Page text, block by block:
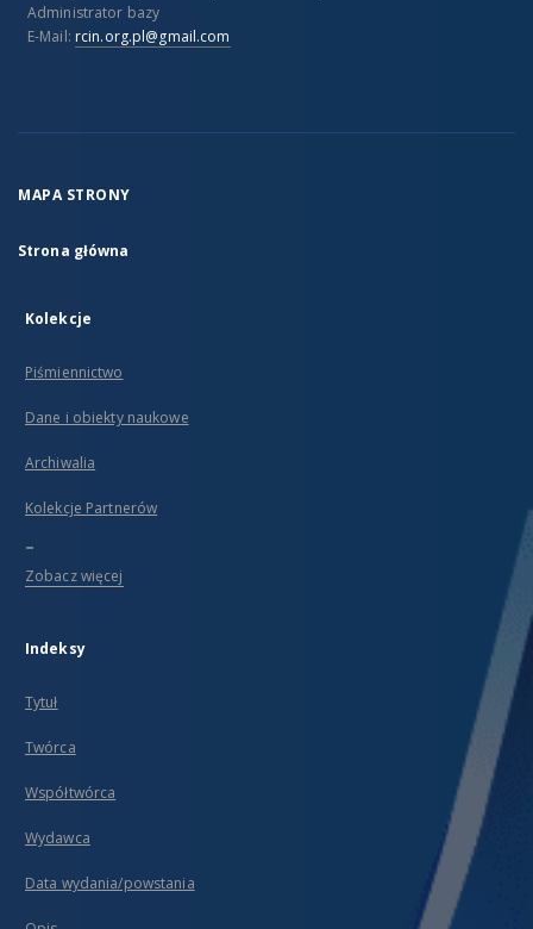
Administrator bazy
E-Mail: rcin.org.pl@gmail.com
MAPA STRONY
Strona główna
Kolekcje
Piśmiennictwo
Dane i obiekty naukowe
Archiwalia
Kolekcje Partnerów
...
Zobacz więcej
Indeksy
Tytuł
Twórca
Współtwórca
Wydawca
Data wydania/powstania